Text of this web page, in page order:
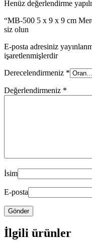
Henüz değerlendirme
“MB-500 5 x 9 x 9 cm
siz olun
E-posta adresiniz
işaretlenmişlerdir
Derecelendirmeniz *
Değerlendirmeniz *
İsim
E-posta
İlgili ürünler